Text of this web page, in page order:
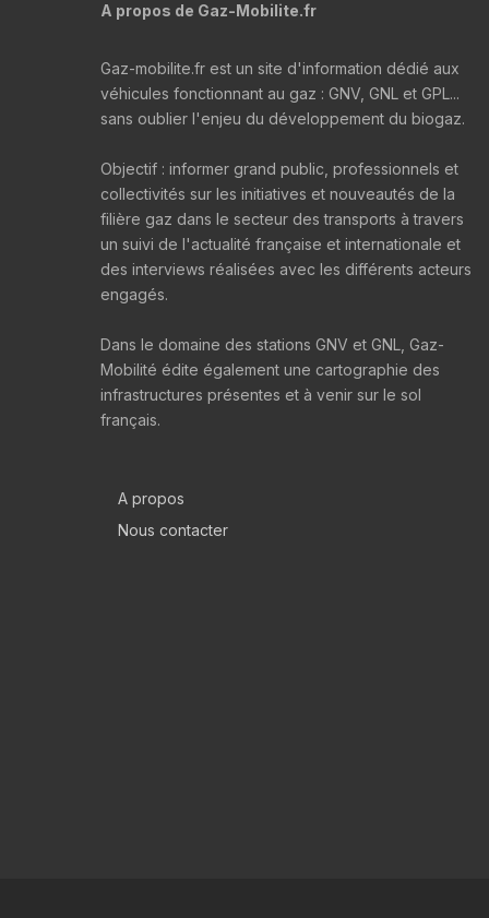
A propos de Gaz-Mobilite.fr
Gaz-mobilite.fr est un site d'information dédié aux
véhicules fonctionnant au gaz : GNV, GNL et GPL...
sans oublier l'enjeu du développement du biogaz.
Objectif : informer grand public, professionnels et
collectivités sur les initiatives et nouveautés de la
filière gaz dans le secteur des transports à travers
un suivi de l'actualité française et internationale et
des interviews réalisées avec les différents acteurs
engagés.
Dans le domaine des stations GNV et GNL, Gaz-
Mobilité édite également une cartographie des
infrastructures présentes et à venir sur le sol
français.
A propos
Nous contacter